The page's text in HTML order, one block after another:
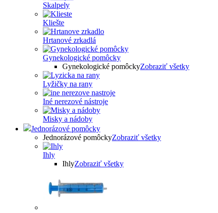
Skalpely
Kliešte
Hrtanové zrkadlá
Gynekologické pomôcky
Gynekologické pomôckyZobraziť všetky
Lyžičky na rany
Iné nerezové nástroje
Misky a nádoby
Jednorázové pomôcky
Jednorázové pomôckyZobraziť všetky
Ihly
IhlyZobraziť všetky